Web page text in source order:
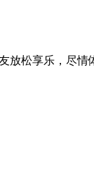
放松享乐，尽情